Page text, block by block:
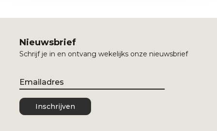
Nieuwsbrief
Schrijf je in en ontvang wekelijks onze nieuwsbrief
Email
Inschrijven